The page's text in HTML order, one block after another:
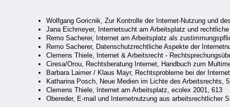
Wolfgang Goricnik, Zur Kontrolle der Internet-Nutzung und
Jana Eichmeyer, Internetsucht am Arbeitsplatz und
Remo Sacherer, Internet am Arbeitsplatz als
Remo Sacherer, Datenschutzrechtliche Aspekte der
Clemens Thiele, Internet & Arbeitsrecht -
Ciresa/Orou, Rechtsberatung Internet, Handbuch zum
Barbara Laimer / Klaus Mayr, Rechtsprobleme bei der
Katharina Posch, Neue Medien im Lichte des Arbeitsrechts,
Clemens Thiele, Internet am Arbeitsplatz, ecolex 2001, 613
Obereder, E-mail und Internetnutzung aus arbeitsrechtlicher